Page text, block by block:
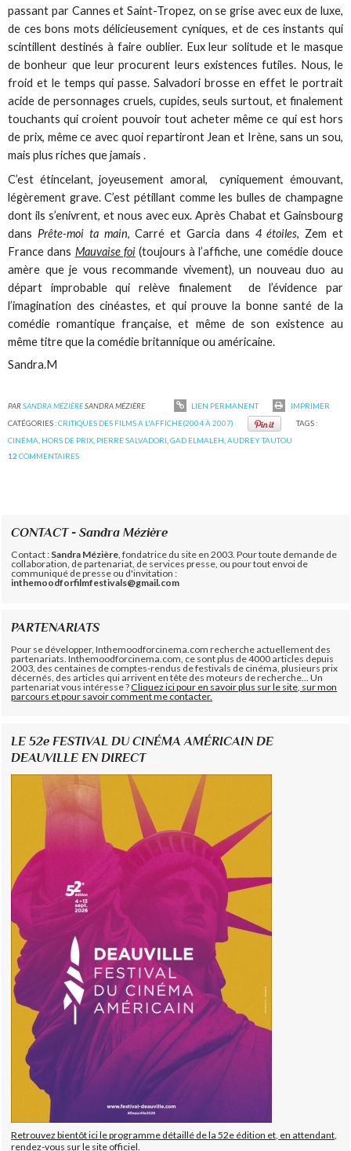
passant par Cannes et Saint-Tropez, on se grise avec eux de luxe,
de ces bons mots délicieusement cyniques, et de ces instants qui
scintillent destinés à faire oublier. Eux leur solitude et le masque
de bonheur que leur procurent leurs existences futiles. Nous, le
froid et le temps qui passe. Salvadori brosse en effet le portrait
acide de personnages cruels, cupides, seuls surtout, et finalement
touchants qui croient pouvoir tout acheter même ce qui est hors
de prix, même ce avec quoi repartiront Jean et Irène, sans un sou,
mais plus riches que jamais .
C’est étincelant, joyeusement amoral, cyniquement émouvant,
légèrement grave. C’est pétillant comme les bulles de champagne
dont ils s’enivrent, et nous avec eux. Après Chabat et Gainsbourg
dans Prête-moi ta main, Carré et Garcia dans 4 étoiles, Zem et
France dans Mauvaise foi(toujours à l’affiche, une comédie douce
amère que je vous recommande vivement), un nouveau duo au
départ improbable qui relève finalement de l’évidence par
l’imagination des cinéastes, et qui prouve la bonne santé de la
comédie romantique française, et même de son existence au
même titre que la comédie britannique ou américaine.
Sandra.M
PARSANDRA MÉZIÈRESANDRA MÉZIÈRE LIEN PERMANENT
IMPRIMER
CATÉGORIES :CRITIQUES DES FILMS A L'AFFICHE(2004 À 2007)
TAGS :
CINÉMA HORS DE PRIX PIERRE SALVADORI ,GAD ELMALEH ,AUDREY TAUTOU
12 COMMENTAIRES
CONTACT - Sandra Mézière
Contact : Sandra Mézière , fondatrice du site en 2003. Pour toute demande de
collaboration, de partenariat, de services presse, ou pour tout envoi de
communiqué de presse ou d'invitation :
inthemoodforfilmfestivals@gmail.com
PARTENARIATS
Pour se développer, Inthemoodforcinema.com recherche actuellement des
partenariats. Inthemoodforcinema.com, ce sont plus de 4000 articles depuis
2003, des centaines de comptes-rendus de festivals de cinéma, plusieurs prix
décernés, des articles qui arrivent en tête des moteurs de recherche... Un
partenariat vous intéresse ?Cliquez ici pour en savoir plus sur le site, sur mon
parcours et pour savoir comment me contacter.
LE 52e FESTIVAL DU CINÉMA AMÉRICAIN DE
DEAUVILLE EN DIRECT
Retrouvez bientôt ici le programme détaillé de la 52e édition et, en attendant,
rendez-vous sur le site officiel.